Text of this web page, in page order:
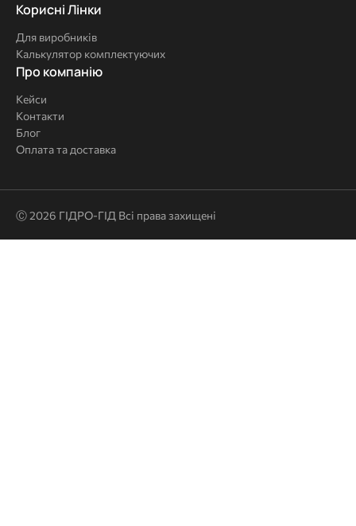
Корисні
Корисні Лінки
Для виробників
Калькулятор комплектуючих
Про
компанію
Про компанію
Кейси
Контакти
Блог
Оплата та доставка
Ⓒ 2026 ГІДРО-ГІД Всі права захищені